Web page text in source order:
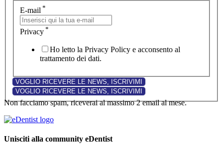
E-mail *
Privacy *
Ho letto la Privacy Policy e acconsento al
trattamento dei dati.
Non facciamo spam, riceverai al massimo 2 email al mese.
Unisciti alla community eDentist